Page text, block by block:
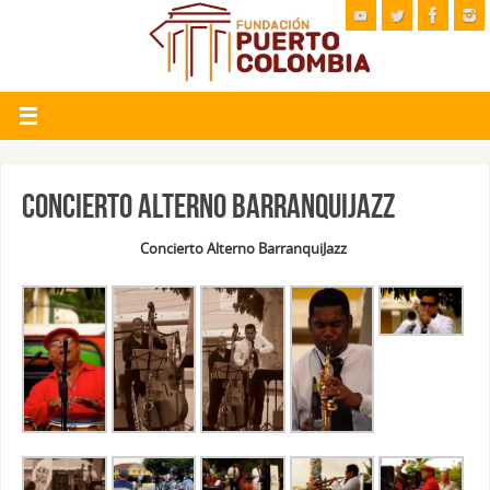
Concierto Alterno BarranquiJazz
Concierto Alterno BarranquiJazz